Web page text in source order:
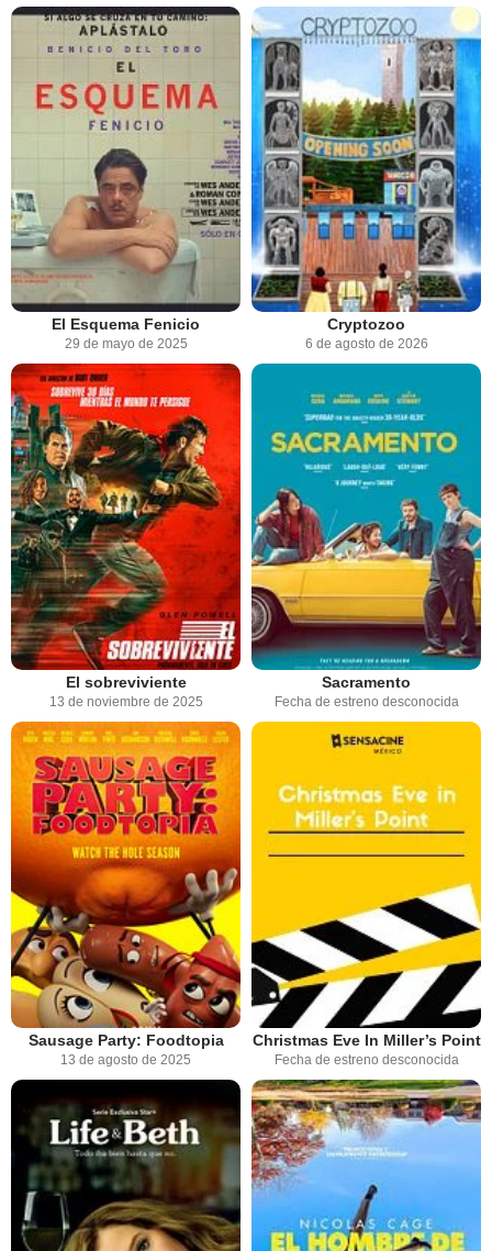
El Esquema Fenicio
29 de mayo de 2025
Cryptozoo
6 de agosto de 2026
El sobreviviente
13 de noviembre de 2025
Sacramento
Fecha de estreno desconocida
Sausage Party: Foodtopia
13 de agosto de 2025
Christmas Eve In Miller’s Point
Fecha de estreno desconocida